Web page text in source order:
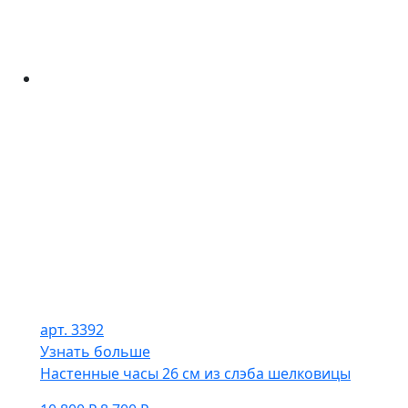
арт. 3392
Узнать больше
Настенные часы 26 см из слэба шелковицы